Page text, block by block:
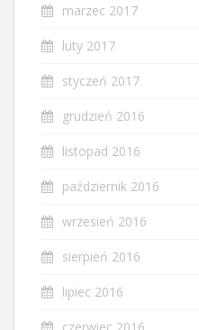
marzec 2017
luty 2017
styczeń 2017
grudzień 2016
listopad 2016
październik 2016
wrzesień 2016
sierpień 2016
lipiec 2016